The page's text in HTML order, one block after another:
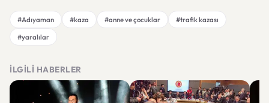
#Adıyaman #kaza #anne ve çocuklar
#trafik kazası
#yaralılar
İLGILI HABERLER